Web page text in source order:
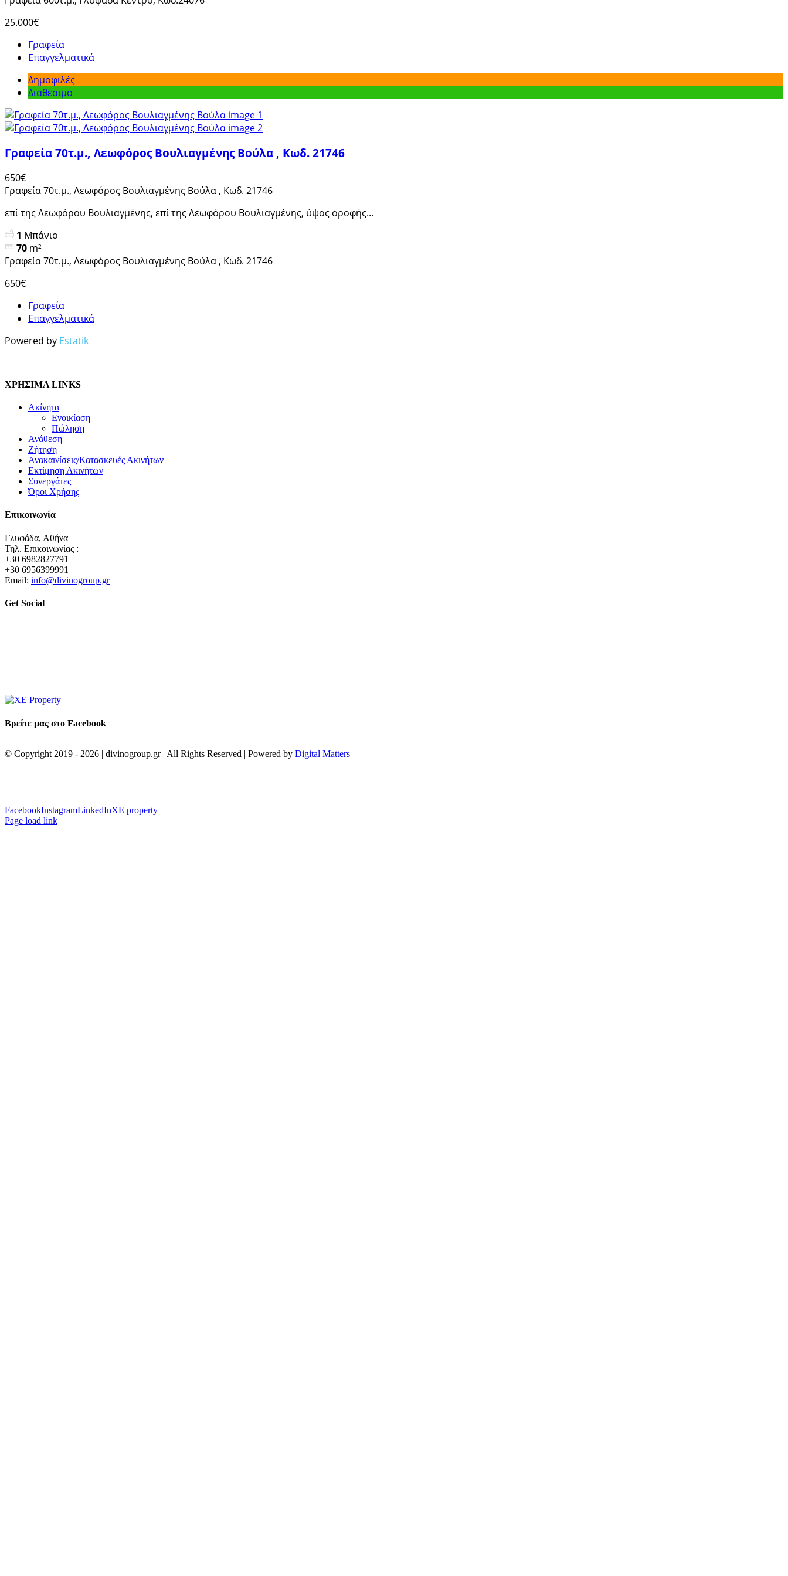
25.000€
Γραφεία
Επαγγελματικά
Δημοφιλές
Διαθέσιμο
Γραφεία 70τ.μ., Λεωφόρος Βουλιαγμένης Βούλα , Κωδ. 21746
650€
Γραφεία 70τ.μ., Λεωφόρος Βουλιαγμένης Βούλα , Κωδ. 21746
επί της Λεωφόρου Βουλιαγμένης, επί της Λεωφόρου Βουλιαγμένης, ύψος οροφής...
1 Μπάνιο
70 m²
Γραφεία 70τ.μ., Λεωφόρος Βουλιαγμένης Βούλα , Κωδ. 21746
650€
Γραφεία
Επαγγελματικά
Powered by Estatik
ΧΡΗΣΙΜΑ LINKS
Ακίνητα
Ενοικίαση
Πώληση
Ανάθεση
Ζήτηση
Ανακαινίσεις/Κατασκευές Ακινήτων
Εκτίμηση Ακινήτων
Συνεργάτες
Όροι Χρήσης
Επικοινωνία
Γλυφάδα, Αθήνα
Τηλ. Επικοινωνίας :
+30 6982827791
+30 6956399991
Email: info@divinogroup.gr
Get Social
Βρείτε μας στο Facebook
© Copyright 2019 - 2026 | divinogroup.gr | All Rights Reserved | Powered by Digital Matters
FacebookInstagramLinkedInXE property
Page load link